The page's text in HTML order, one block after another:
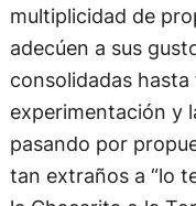
multiplicidad de
adecúen a sus
consolidadas hasta
experimentación y
pasando por
tan extraños a “lo